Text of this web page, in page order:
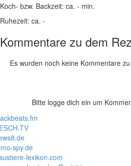
Koch- bzw. Backzeit: ca. - min.
Ruhezeit: ca. -
Kommentare zu dem
Es wurden noch keine Kommentare
Bitte logge dich ein um
spy.de
lexikon.com